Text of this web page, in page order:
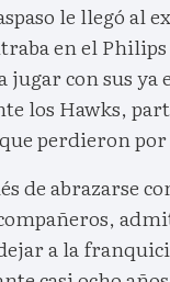
le llegó al
en el
con sus ya
los Hawks,
perdieron por
de abrazarse
a la